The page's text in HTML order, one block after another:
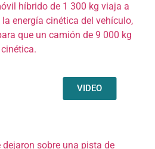
híbrido de 1 300 kg viaja a
energía cinética del vehículo,
que un camión de 9 000 kg
VIDEO
dejaron sobre una pista de